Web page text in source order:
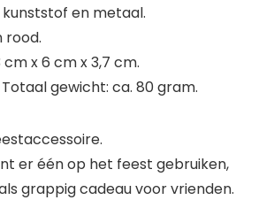
kunststof en metaal.
rood.
x 6 cm x 3,7 cm.
gewicht: ca. 80 gram.
er één op het feest gebruiken,
grappig cadeau voor vrienden.